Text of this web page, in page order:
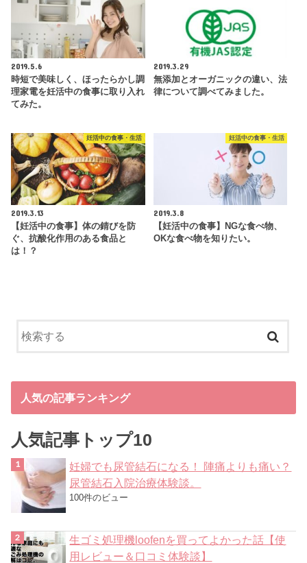
2019.5.6
時短で美味しく、ほったらかし調
理家電を妊活中の食事に取り入れ
てみた。
2019.3.29
無添加とオーガニックの違い、法
律について調べてみました。
妊活中の食事・生活
2019.3.13
【妊活中の食事】体の錆びを防
ぐ、抗酸化作用のある食品と
は！？
妊活中の食事・生活
2019.3.8
【妊活中の食事】NGな食べ物、
OKな食べ物を知りたい。
人気の記事ランキング
人気記事トップ10
妊婦でも尿管結石になる！ 陣痛よりも痛い？
尿管結石入院治療体験談。
100件のビュー
生ゴミ処理機loofenを買ってよかった話【使
用レビュー＆口コミ体験談】